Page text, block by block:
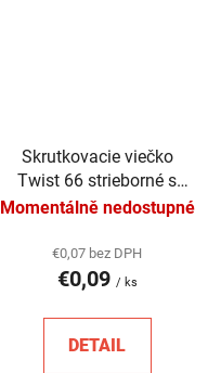
Skrutkovacie viečko
Twist 66 strieborné s
klipom - steril
Momentálně nedostupné
€0,07 bez DPH
€0,09 / ks
DETAIL